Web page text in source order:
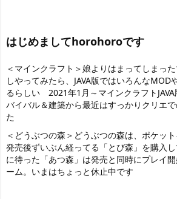
はじめましてhorohoroです
＜マインクラフト＞娘よりはまってしまっ
しやってみたら、JAVA版ではいろんなMOD
るらしい 2021年1月～マインクラフト
バイバル＆建築から最近はすっかりクリエ
た
＜どうぶつの森＞どうぶつの森は、ポケット
発売後ずいぶん経ってる「とび森」を購入
に待った「あつ森」は発売と同時にプレイ
ーム。いまはちょっと休止中です